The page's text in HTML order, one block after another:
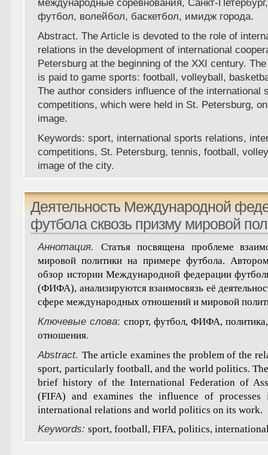
международные соревнования, Санкт-
футбол, волейбол, баскетбол, имидж города.
Abstract. The Article is devoted to the role of
relations in the development of international
Petersburg at the beginning of the XXI century.
is paid to game sports: football, volleyball,
The author considers influence of the international
competitions, which were held in St. Petersburg,
image.
Keywords: sport, international sports relations,
competitions, St. Petersburg, tennis, football,
image of the city.
Деятельность Международной
футбола сквозь призму мировой
Аннотация.
Статья посвящена проблеме
мировой политики на примере футбола.
обзор истории Международной федерации
(ФИФА), анализируются взаимосвязь её
сфере международных отношений и мировой
Ключевые слова:спорт, футбол, ФИФА,
отношения.
Abstract. The article examines the problem of the
sport, particularly football, and the world politics.
brief history of the International Federation of
(FIFA) and examines the influence of
international relations and world politics on its work.
Keywords: sport, football, FIFA, politics,